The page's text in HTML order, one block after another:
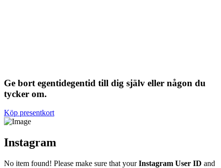
Ge bort egentidegentid till dig själv eller någon du
tycker om.
Köp presentkort
Instagram
No item found! Please make sure that yourInstagram User ID and